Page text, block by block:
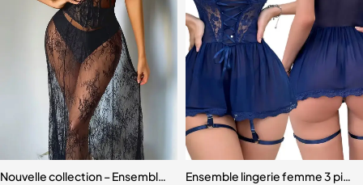
Nouvelle collection – Ensemble lingerie 3 pièces élégant et moderne
Ensemble lingerie femme 3